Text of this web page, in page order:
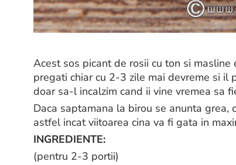
Acest sos picant de rosii cu ton si
pregati chiar cu 2-3 zile mai devreme si il
doar sa-l incalzim cand ii vine vremea sa
Daca saptamana la birou se anunta
astfel incat viitoarea cina va fi gata in
INGREDIENTE:
(pentru 2-3 portii)